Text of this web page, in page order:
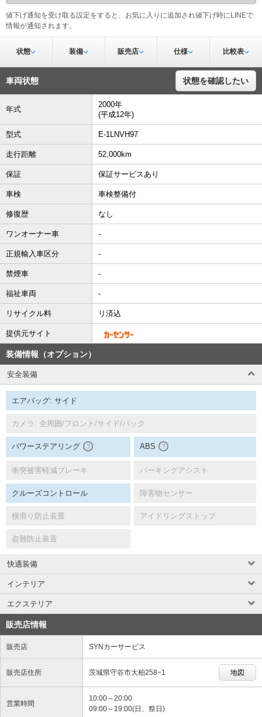
値下げ通知を受け取る設定をすると、お気に入りに追加され値下げ時にLINEで
情報が通知されます。
状態 装備 販売店 仕様 比較表
車両状態 状態を確認したい
年式
2000年
(平成12年)
型式 E-1LNVH97
走行距離 52,000km
保証 保証サービスあり
車検 車検整備付
修復歴 なし
ワンオーナー車 -
正規輸入車区分 -
禁煙車 -
福祉車両 -
リサイクル料 リ済込
提供元サイト
装備情報（オプション）
安全装備
エアバッグ: サイド
カメラ: 全周囲/フロント/サイド/バック
パワーステアリング ？ ABS ？
衝突被害軽減ブレーキ パーキングアシスト
クルーズコントロール 障害物センサー
横滑り防止装置 アイドリングストップ
盗難防止装置
快適装備
インテリア
エクステリア
販売店情報
販売店 SYNカーサービス
販売店住所 茨城県守谷市大柏258−1 地図
営業時間
10:00～20:00
09:00～19:00(日、祭日)